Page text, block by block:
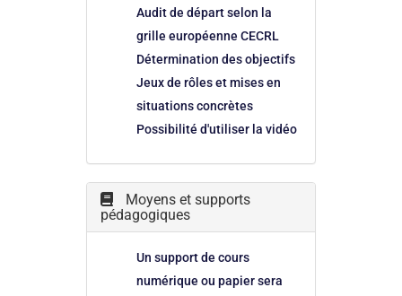
Audit de départ selon la
grille européenne CECRL
Détermination des objectifs
Jeux de rôles et mises en
situations concrètes
Possibilité d'utiliser la vidéo
Moyens et supports
pédagogiques
Un support de cours
numérique ou papier sera